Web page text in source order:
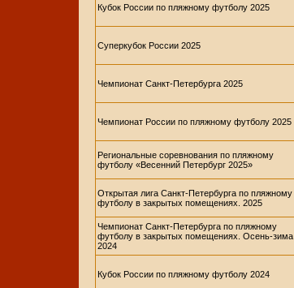
Кубок России по пляжному футболу 2025
Суперкубок России 2025
Чемпионат Санкт-Петербурга 2025
Чемпионат России по пляжному футболу 2025
Региональные соревнования по пляжному
футболу «Весенний Петербург 2025»
Открытая лига Санкт-Петербурга по пляжному
футболу в закрытых помещениях. 2025
Чемпионат Санкт-Петербурга по пляжному
футболу в закрытых помещениях. Осень-зима
2024
Кубок России по пляжному футболу 2024